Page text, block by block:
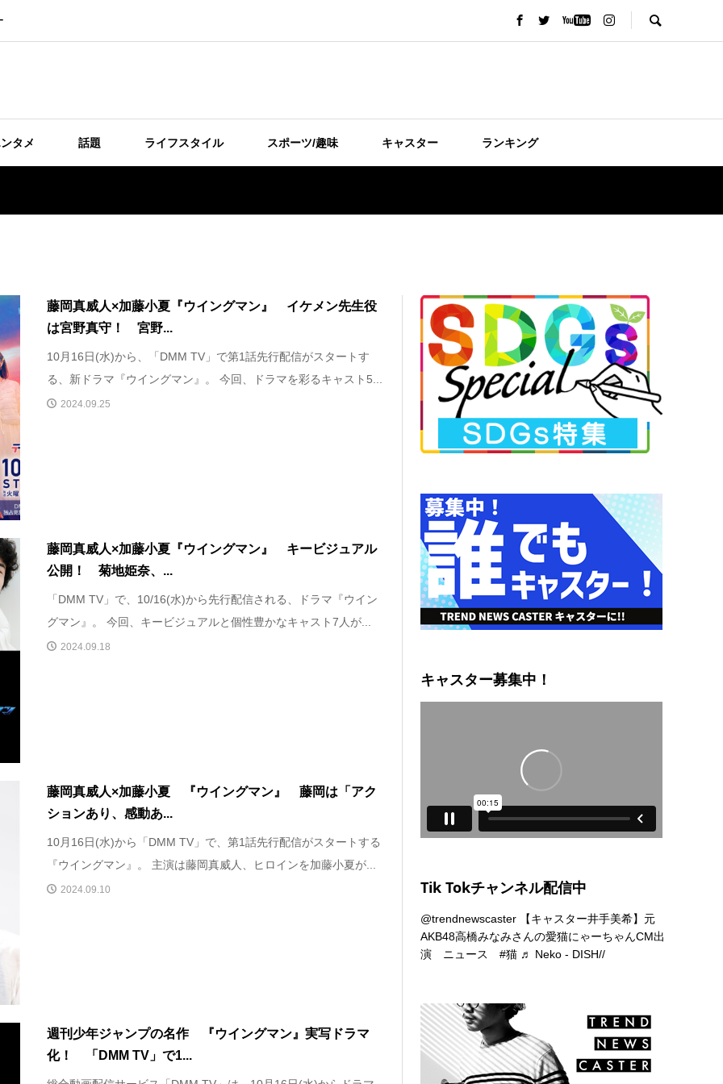
タメ 話題 ライフスタイル スポーツ/趣味 キャスター ランキング
藤岡真威人×加藤小夏『ウイングマン』 イケメン先生役
は宮野真守！ 宮野...
10月16日(水)から、「DMM TV」で第1話先行配信がスタートす
る、新ドラマ『ウイングマン』。 今回、ドラマを彩るキャスト5...
2024.09.25
藤岡真威人×加藤小夏『ウイングマン』 キービジュアル
公開！ 菊地姫奈、...
「DMM TV」で、10/16(水)から先行配信される、ドラマ『ウイン
グマン』。 今回、キービジュアルと個性豊かなキャスト7人が...
2024.09.18
藤岡真威人×加藤小夏 『ウイングマン』 藤岡は「アク
ションあり、感動あ...
10月16日(水)から「DMM TV」で、第1話先行配信がスタートする
『ウイングマン』。 主演は藤岡真威人、ヒロインを加藤小夏が...
2024.09.10
週刊少年ジャンプの名作 『ウイングマン』実写ドラマ
化！ 「DMM TV」で1...
キャスター募集中！
Tik Tokチャンネル配信中
@trendnewscaster 【キャスター井手美希】元
AKB48高橋みなみさんの愛猫にゃーちゃんCM出
演 ニュース#猫 ♬ Neko - DISH//